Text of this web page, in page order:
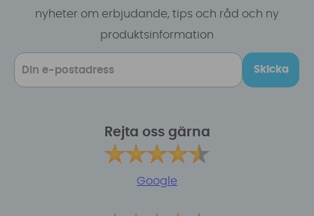
nyheter om erbjudande, tips och råd och ny
produktsinformation
Skicka
Rejta oss gärna
Google